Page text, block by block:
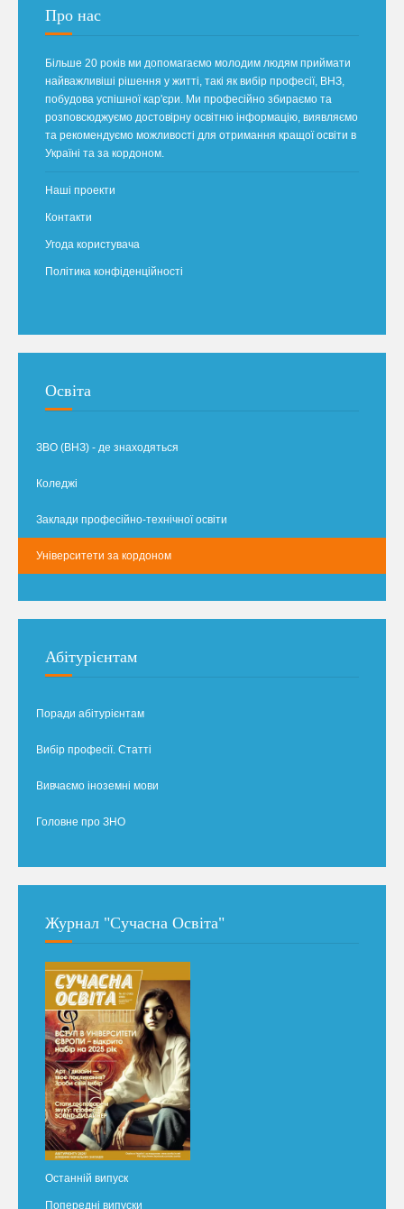
Про нас
Більше 20 років ми допомагаємо молодим людям приймати
найважливіші рішення у житті, такі як вибір професії, ВНЗ,
побудова успішної кар'єри. Ми професійно збираємо та
розповсюджуємо достовірну освітню інформацію, виявляємо
та рекомендуємо можливості для отримання кращої освіти в
Україні та за кордоном.
Наші проекти
Контакти
Угода користувача
Політика конфіденційності
Освіта
ЗВО (ВНЗ) - де знаходяться
Коледжі
Заклади професійно-технічної освіти
Університети за кордоном
Абітурієнтам
Поради абітурієнтам
Вибір професії. Статті
Вивчаємо іноземні мови
Головне про ЗНО
Журнал "Сучасна Освіта"
Останній випуск
Попередні випуски